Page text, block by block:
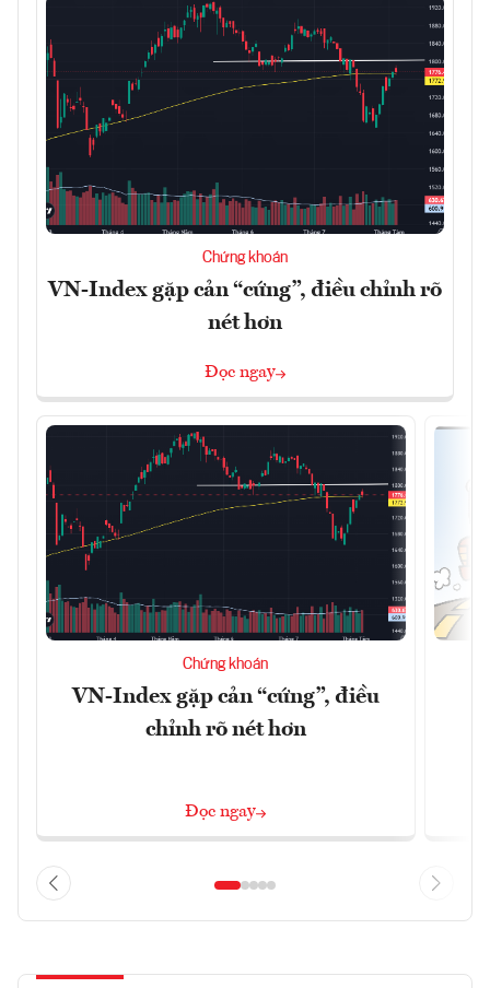
Chứng khoán
VN-Index gặp cản “cứng”, điều chỉnh rõ
nét hơn
Đọc ngay
Chứng khoán
VN-Index gặp cản “cứng”, điều
chỉnh rõ nét hơn
Đọc ngay